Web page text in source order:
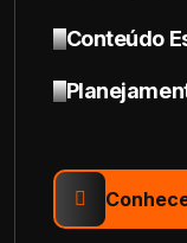
Conteúdo